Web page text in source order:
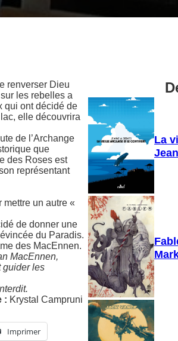
renverser Dieu
les rebelles a
qui ont décidé de
elle découvrira
de l’Archange
que
des Roses est
représentant
un autre «
de donner une
du Paradis.
des MacEnnen.
MacEnnen,
guider les
: Krystal Campruni
Imprimer
La